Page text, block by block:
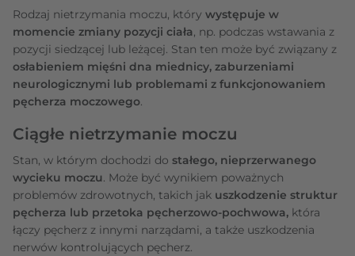
Rodzaj nietrzymania moczu, który występuje w
momencie zmiany pozycji ciała, np. podczas wstawania z
pozycji siedzącej lub leżącej. Stan ten może być związany z
osłabieniem mięśni dna miednicy, zaburzeniami
neurologicznymi lub problemami z funkcjonowaniem
pęcherza moczowego.
Ciągłe nietrzymanie moczu
Stan, w którym dochodzi do stałego, nieprzerwanego
wycieku moczu. Może być wynikiem poważnych
problemów zdrowotnych, takich jak uszkodzenie struktur
pęcherza lub przetoka pęcherzowo-pochwowa, która
łączy pęcherz z innymi narządami, a także uszkodzenia
nerwów kontrolujących pęcherz.